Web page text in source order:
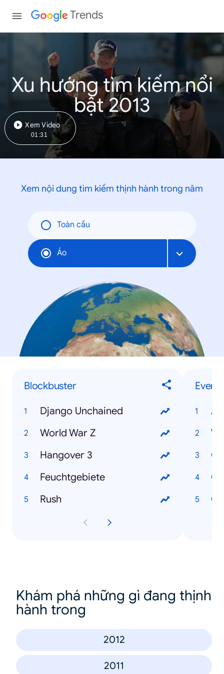
Trends
Xu hướng tìm kiếm nổi
bật 2013
Xem Video
01:31
Xem nội dung tìm kiếm thịnh hành trong năm
Toàn cầu
Áo
Blockbuster
Django Unchained
World War Z
Hangover 3
Feuchtgebiete
Rush
Khám phá những gì đang thịnh
hành trong
2012
2011